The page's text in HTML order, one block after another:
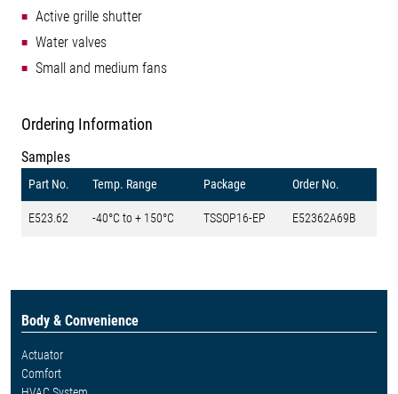
Active grille shutter
Water valves
Small and medium fans
Ordering Information
Samples
Part No. Temp. Range Package Order No.
E523.62 -40°C to + 150°C TSSOP16-EP E52362A69B
Body & Convenience
Actuator
Comfort